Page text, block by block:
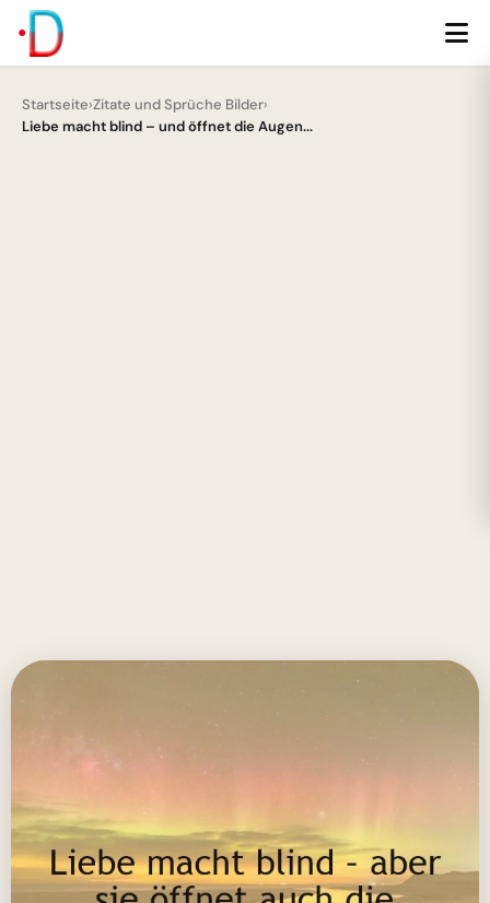
Startseite›Zitate und Sprüche Bilder›
Liebe macht blind – und öffnet die Augen...